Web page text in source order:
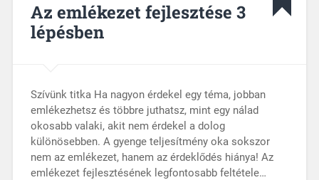
Az emlékezet fejlesztése 3
lépésben
Szívünk titka Ha nagyon érdekel egy téma, jobban
emlékezhetsz és többre juthatsz, mint egy nálad
okosabb valaki, akit nem érdekel a dolog
különösebben. A gyenge teljesítmény oka sokszor
nem az emlékezet, hanem az érdeklődés hiánya! Az
emlékezet fejlesztésének legfontosabb feltétele…